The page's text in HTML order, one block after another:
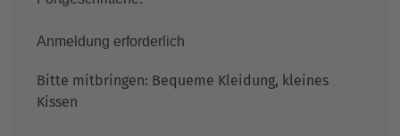
Anmeldung erforderlich
Bitte mitbringen: Bequeme Kleidung, kleines
Kissen